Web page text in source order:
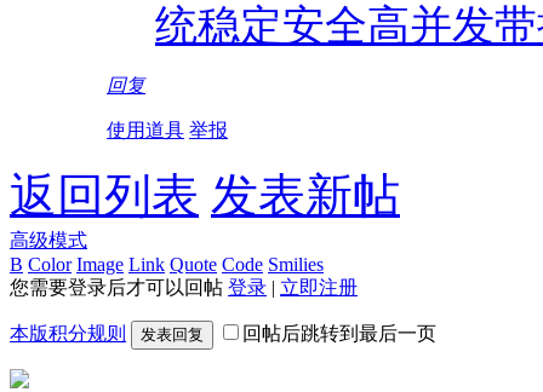
统稳定安全高并发
回复
使用道具 举报
返回列表 发表新帖
高级模式
B Color Image Link Quote Code Smilies
您需要登录后才可以回帖 登录 | 立即注册
本版积分规则 发表回复 回帖后跳转到最后一页